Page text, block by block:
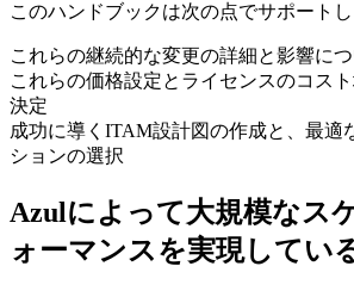
このハンドブックは次の点でサポート
これらの継続的な変更の詳細と影響に
これらの価格設定とライセンスのコス
決定
成功に導くITAM設計図の作成と、最適
ションの選択
Azulによって大規模なス
ォーマンスを実現してい